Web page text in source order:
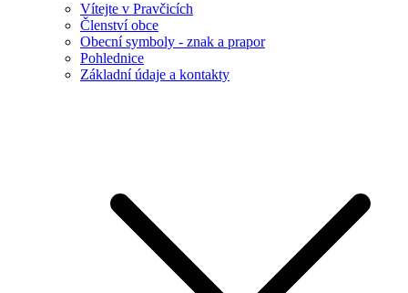
Vítejte v Pravčicích
Členství obce
Obecní symboly - znak a prapor
Pohlednice
Základní údaje a kontakty